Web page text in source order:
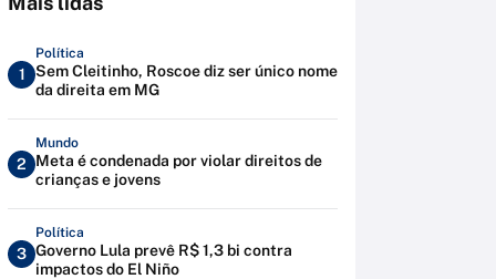
1
Política
Sem Cleitinho, Roscoe diz ser único nome
da direita em MG
2
Mundo
Meta é condenada por violar direitos de
crianças e jovens
3
Política
Governo Lula prevê R$ 1,3 bi contra
impactos do El Niño